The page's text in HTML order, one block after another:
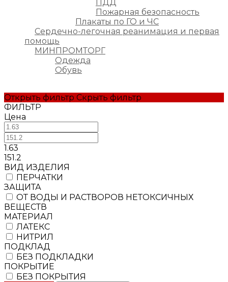
ПДД
Пожарная безопасность
Плакаты по ГО и ЧС
Сердечно-легочная реанимация и первая
помощь
МИНПРОМТОРГ
Одежда
Обувь
Открыть фильтр Скрыть фильтр
ФИЛЬТР
Цена
1.63
151.2
ВИД ИЗДЕЛИЯ
ПЕРЧАТКИ
ЗАЩИТА
ОТ ВОДЫ И РАСТВОРОВ НЕТОКСИЧНЫХ
ВЕЩЕСТВ
МАТЕРИАЛ
ЛАТЕКС
НИТРИЛ
ПОДКЛАД
БЕЗ ПОДКЛАДКИ
ПОКРЫТИЕ
БЕЗ ПОКРЫТИЯ